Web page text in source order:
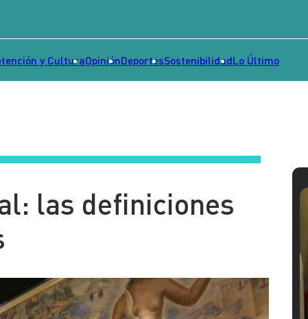
y CulturaOpiniónDeportesSostenibilidadLo Último
las definiciones